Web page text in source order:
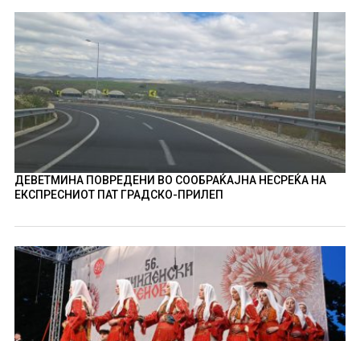
ДЕВЕТМИНА ПОВРЕДЕНИ ВО СООБРАЌАЈНА НЕСРЕЌА НА
ЕКСПРЕСНИОТ ПАТ ГРАДСКО-ПРИЛЕП